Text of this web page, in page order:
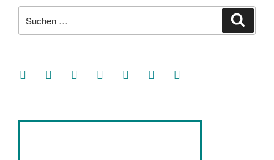
nach:
facebooksoundcloud
twitter mastodoninstagramthreads goodreads